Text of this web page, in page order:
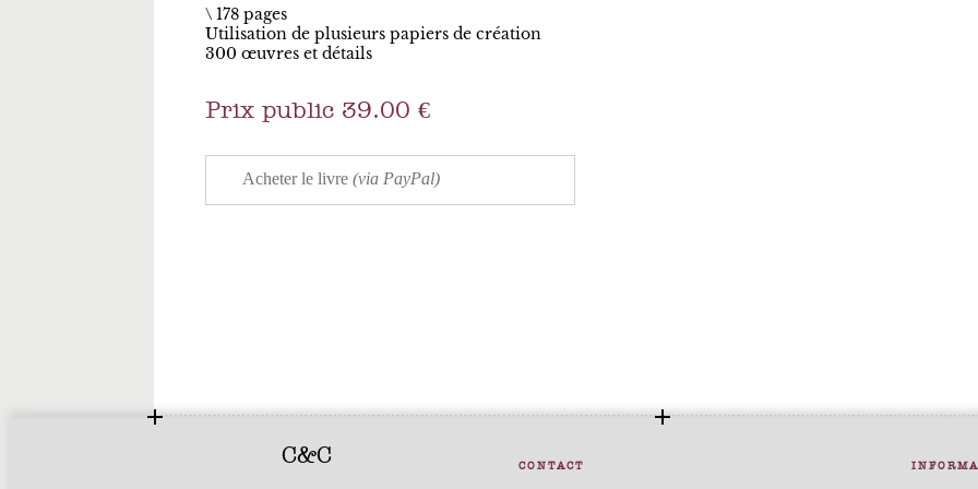
178 pages
Utilisation de plusieurs papiers de création
300 œuvres et détails
Prix public 39.00 €
C&C CONTACT